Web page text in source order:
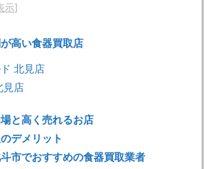
示]
高い食器買取店
北見店
見店
と高く売れるお店
デメリット
市でおすすめの食器買取業者